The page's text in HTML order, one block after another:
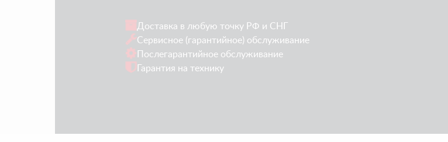
Доставка в любую точку РФ и СНГ
Сервисное (гарантийное) обслуживание
Послегарантийное обслуживание
Гарантия на технику